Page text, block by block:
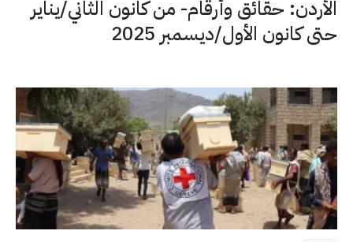
الأردن: حقائق وأرقام- من كانون الثاني/يناير
حتى كانون الأول/ديسمبر 2025